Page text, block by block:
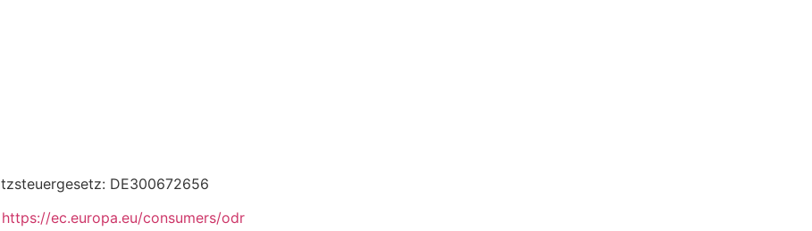
DE300672656
https://ec.europa.eu/consumers/odr